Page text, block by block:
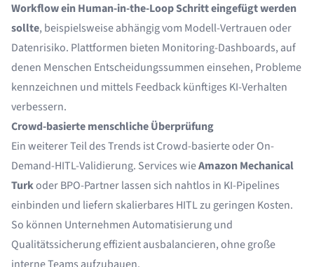
Workflow ein Human-in-the-Loop Schritt eingefügt werden
sollte, beispielsweise abhängig vom Modell-Vertrauen oder
Datenrisiko. Plattformen bieten Monitoring-Dashboards, auf
denen Menschen Entscheidungssummen einsehen, Probleme
kennzeichnen und mittels Feedback künftiges KI-Verhalten
verbessern.
Crowd-basierte menschliche Überprüfung
Ein weiterer Teil des Trends ist Crowd-basierte oder On-
Demand-HITL-Validierung. Services wieAmazon Mechanical
Turkoder BPO-Partner lassen sich nahtlos in KI-Pipelines
einbinden und liefern skalierbares HITL zu geringen Kosten.
So können Unternehmen Automatisierung und
Qualitätssicherung effizient ausbalancieren, ohne große